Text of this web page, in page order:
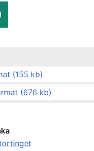
(155 kb)
(676 kb)